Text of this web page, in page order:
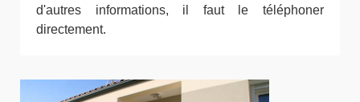
d'autres informations, il faut le téléphoner
directement.